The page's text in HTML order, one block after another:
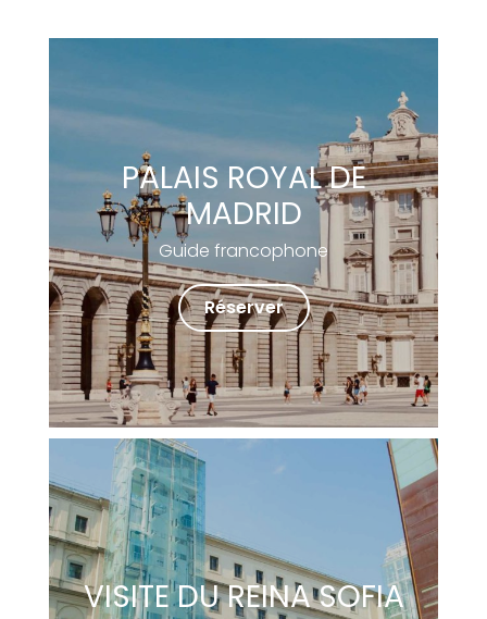
PALAIS ROYAL DE
MADRID
Guide francophone
Réserver
VISITE DU REINA SOFIA